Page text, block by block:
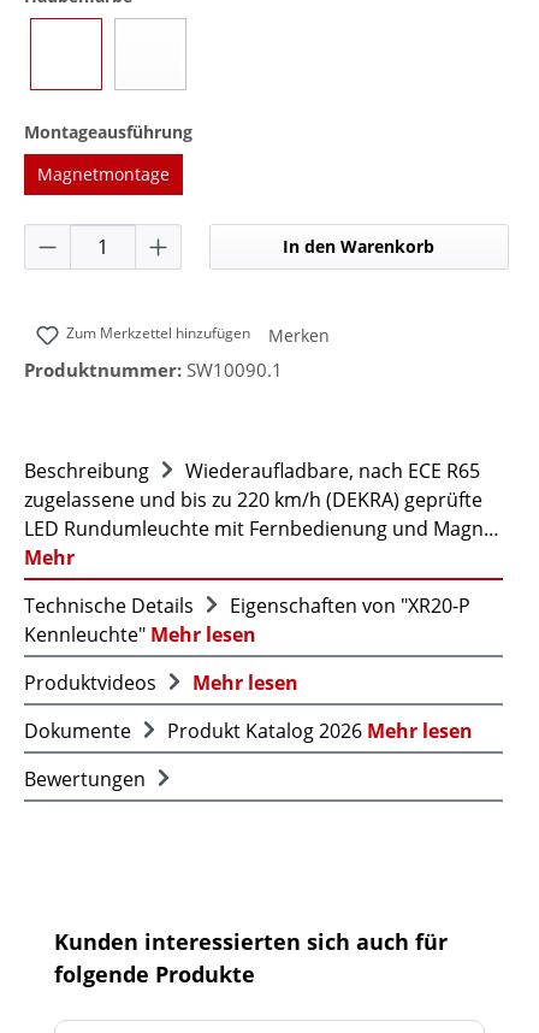
Montageausführungauswählen
Magnetmontage
Produkt Anzahl: Gib den gewünschten
In den Warenkorb
Zum Merkzettel hinzufügen Merken
Produktnummer: SW10090.1
Beschreibung
Wiederaufladbare, nach ECE R65
zugelassene und bis zu 220 km/h (DEKRA) geprüfte
LED Rundumleuchte mit Fernbedienung und Magn…
Mehr
Technische Details
Eigenschaften von "XR20-P
Kennleuchte" Mehr lesen
Produktvideos
Mehr lesen
Dokumente
Produkt Katalog 2026 Mehr lesen
Bewertungen
Produktgalerie überspringen
Kunden interessierten sich auch für
folgende Produkte